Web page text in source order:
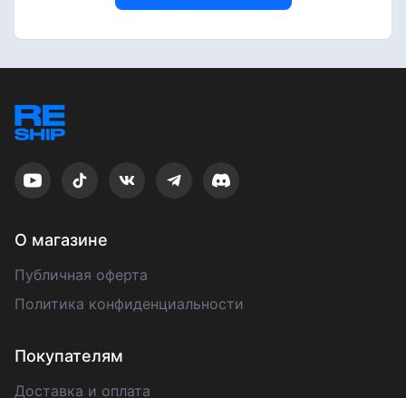
О магазине
Публичная оферта
Политика конфиденциальности
Покупателям
Доставка и оплата